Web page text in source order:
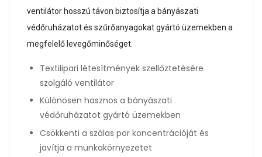
ventilátor hosszú távon biztosítja a bányászati
védőruházatot és szűrőanyagokat gyártó üzemekben a
megfelelő levegőminőséget.
Textilipari létesítmények szellőztetésére
szolgáló ventilátor
Különösen hasznos a bányászati
védőruházatot gyártó üzemekben
Csökkenti a szálas por koncentrációját és
javítja a munkakörnyezetet